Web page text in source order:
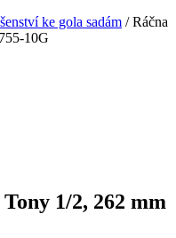
ke gola sadám / Ráčna
10G
1/2, 262 mm